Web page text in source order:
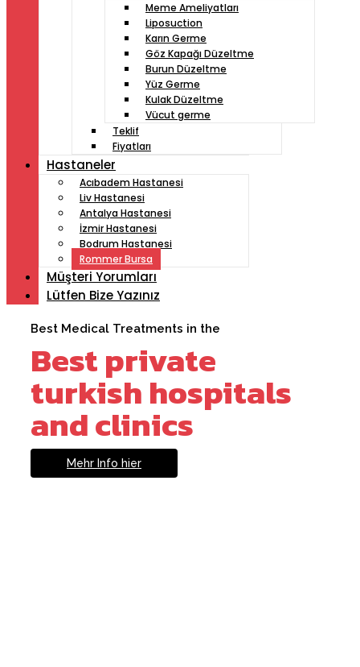
Meme Ameliyatları
Liposuction
Karın Germe
Göz Kapağı Düzeltme
Burun Düzeltme
Yüz Germe
Kulak Düzeltme
Vücut germe
Teklif
Fiyatları
Hastaneler
Acıbadem Hastanesi
Liv Hastanesi
Antalya Hastanesi
İzmir Hastanesi
Bodrum Hastanesi
Rommer Bursa
Müşteri Yorumları
Lütfen Bize Yazınız
Best Medical Treatments in the
Best private
turkish hospitals
and clinics
Mehr Info hier